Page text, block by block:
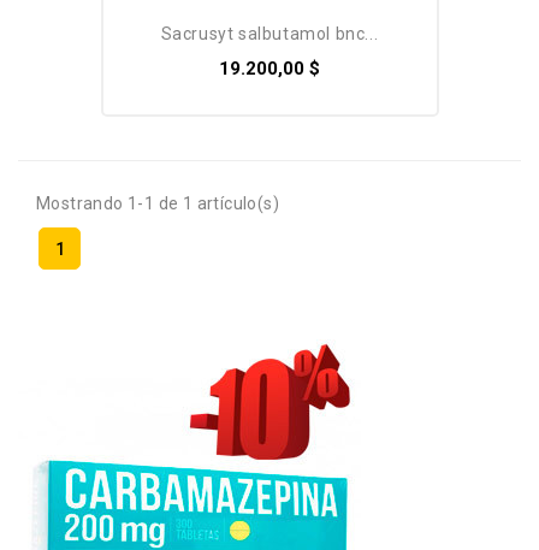
sacrusyt salbutamol bnc...
19.200,00 $
Mostrando 1-1 de 1 artículo(s)
1